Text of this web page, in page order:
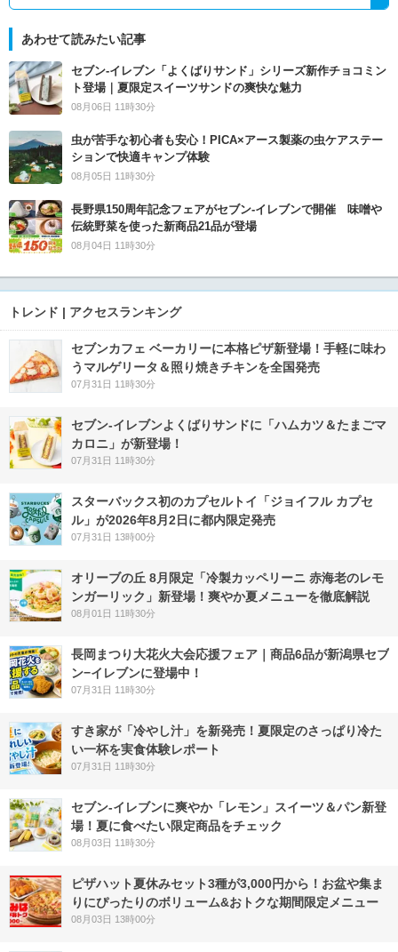
あわせて読みたい記事
セブン‐イレブン「よくばりサンド」シリーズ新作チョコミン
ト登場｜夏限定スイーツサンドの爽快な魅力
08月06日 11時30分
虫が苦手な初心者も安心！PICA×アース製薬の虫ケアステー
ションで快適キャンプ体験
08月05日 11時30分
長野県150周年記念フェアがセブン-イレブンで開催 味噌や
伝統野菜を使った新商品21品が登場
08月04日 11時30分
トレンド | アクセスランキング
セブンカフェ ベーカリーに本格ピザ新登場！手軽に味わ
うマルゲリータ＆照り焼きチキンを全国発売
07月31日 11時30分
セブン‐イレブンよくばりサンドに「ハムカツ＆たまごマ
カロニ」が新登場！
07月31日 11時30分
スターバックス初のカプセルトイ「ジョイフル カプセ
ル」が2026年8月2日に都内限定発売
07月31日 13時00分
オリーブの丘 8月限定「冷製カッペリーニ 赤海老のレモ
ンガーリック」新登場！爽やか夏メニューを徹底解説
08月01日 11時30分
長岡まつり大花火大会応援フェア｜商品6品が新潟県セブ
ン−イレブンに登場中！
07月31日 11時30分
すき家が「冷やし汁」を新発売！夏限定のさっぱり冷た
い一杯を実食体験レポート
07月31日 11時30分
セブン‐イレブンに爽やか「レモン」スイーツ＆パン新登
場！夏に食べたい限定商品をチェック
08月03日 11時30分
ピザハット夏休みセット3種が3,000円から！お盆や集ま
りにぴったりのボリューム&おトクな期間限定メニュー
08月03日 13時00分